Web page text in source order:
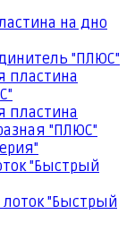
на дно
"ПЛЮС"
пластина
пластина
"ПЛЮС"
"Быстрый
"Быстрый